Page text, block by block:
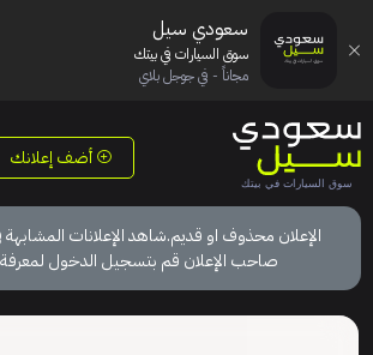
أضف إعلانك
الإعلان محذوف او قديم.شاهد الإعلانات المشابهة
صاحب الإعلان قم بتسجيل الدخول لمعرفة
سعودي سيل
سوق السيارات في بيتك
مجاناً - في جوجل بلاي